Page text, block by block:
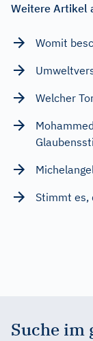
Weitere Artikel
Womit
Welcher
Stimmt es,
Suche im